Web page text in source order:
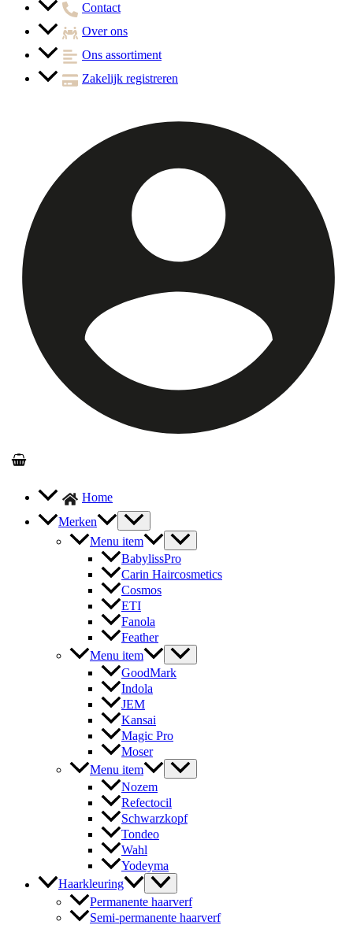
Contact
Over ons
Ons assortiment
Zakelijk registreren
Home
Merken
Menu item
BabylissPro
Carin Haircosmetics
Cosmos
ETI
Fanola
Feather
Menu item
GoodMark
Indola
JEM
Kansai
Magic Pro
Moser
Menu item
Nozem
Refectocil
Schwarzkopf
Tondeo
Wahl
Yodeyma
Haarkleuring
Permanente haarverf
Semi-permanente haarverf